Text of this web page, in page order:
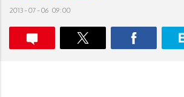
2013-07-06 09:00